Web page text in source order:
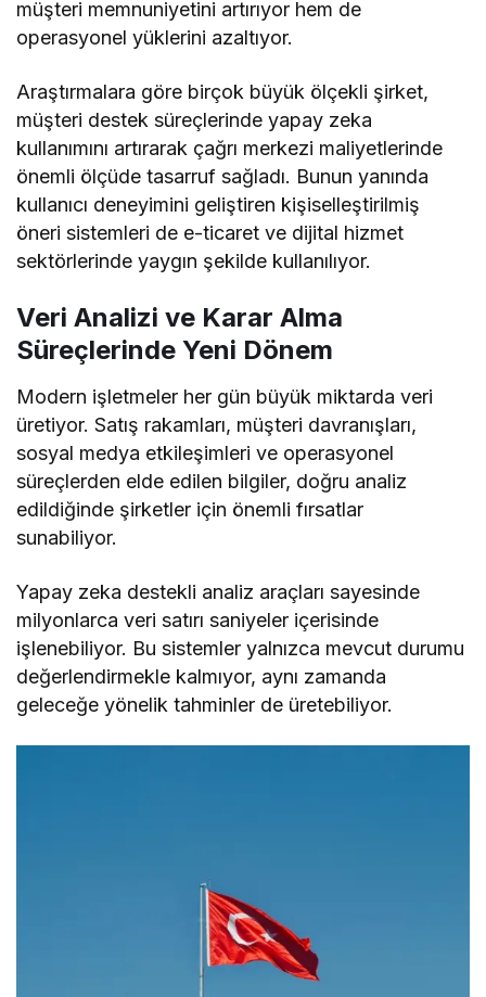
müşteri memnuniyetini artırıyor hem de
operasyonel yüklerini azaltıyor.
Araştırmalara göre birçok büyük ölçekli şirket,
müşteri destek süreçlerinde yapay zeka
kullanımını artırarak çağrı merkezi maliyetlerinde
önemli ölçüde tasarruf sağladı. Bunun yanında
kullanıcı deneyimini geliştiren kişiselleştirilmiş
öneri sistemleri de e-ticaret ve dijital hizmet
sektörlerinde yaygın şekilde kullanılıyor.
Veri Analizi ve Karar Alma
Süreçlerinde Yeni Dönem
Modern işletmeler her gün büyük miktarda veri
üretiyor. Satış rakamları, müşteri davranışları,
sosyal medya etkileşimleri ve operasyonel
süreçlerden elde edilen bilgiler, doğru analiz
edildiğinde şirketler için önemli fırsatlar
sunabiliyor.
Yapay zeka destekli analiz araçları sayesinde
milyonlarca veri satırı saniyeler içerisinde
işlenebiliyor. Bu sistemler yalnızca mevcut durumu
değerlendirmekle kalmıyor, aynı zamanda
geleceğe yönelik tahminler de üretebiliyor.